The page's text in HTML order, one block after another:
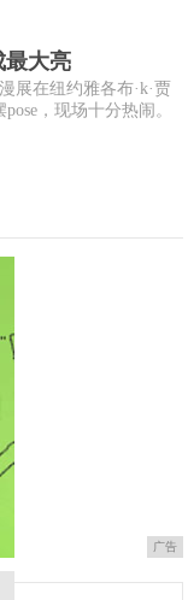
最大亮
展在纽约雅各布·k·贾
，现场十分热闹。
广告